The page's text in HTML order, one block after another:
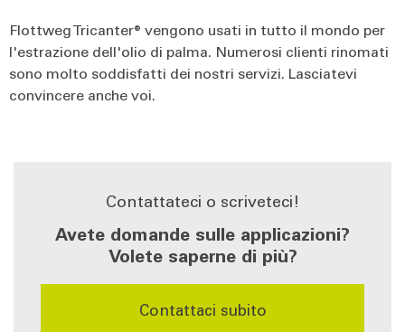
Flottweg Tricanter® vengono usati in tutto il mondo per
l'estrazione dell'olio di palma. Numerosi clienti rinomati
sono molto soddisfatti dei nostri servizi. Lasciatevi
convincere anche voi.
Contattateci o scriveteci!
Avete domande sulle applicazioni?
Volete saperne di più?
Contattaci subito